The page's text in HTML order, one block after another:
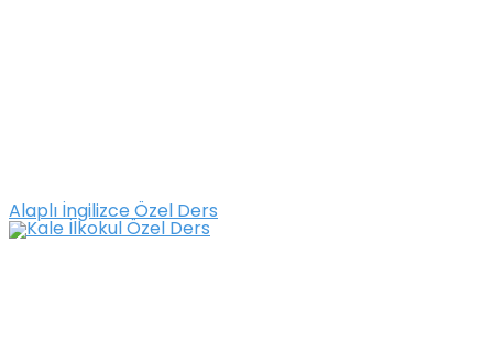
Alaplı İngilizce Özel Ders